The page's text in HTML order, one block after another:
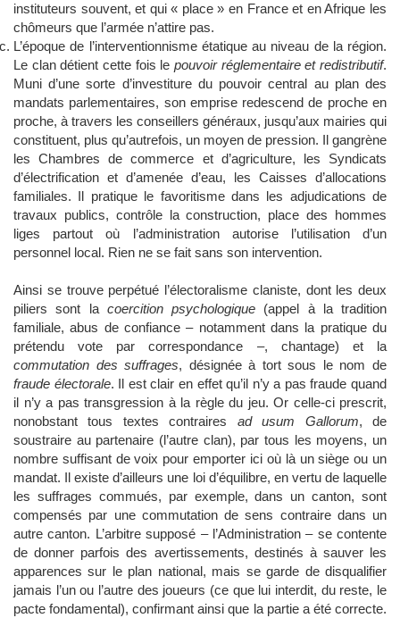
instituteurs souvent, et qui « place » en France et en Afrique les
chômeurs que l’armée n’attire pas.
L’époque de l’interventionnisme étatique au niveau de la région.
Le clan détient cette fois le pouvoir réglementaire et redistributif.
Muni d’une sorte d’investiture du pouvoir central au plan des
mandats parlementaires, son emprise redescend de proche en
proche, à travers les conseillers généraux, jusqu’aux mairies qui
constituent, plus qu’autrefois, un moyen de pression. Il gangrène
les Chambres de commerce et d’agriculture, les Syndicats
d’électrification et d’amenée d’eau, les Caisses d’allocations
familiales. Il pratique le favoritisme dans les adjudications de
travaux publics, contrôle la construction, place des hommes
liges partout où l’administration autorise l’utilisation d’un
personnel local. Rien ne se fait sans son intervention.
Ainsi se trouve perpétué l’électoralisme claniste, dont les deux
piliers sont la coercition psychologique (appel à la tradition
familiale, abus de confiance – notamment dans la pratique du
prétendu vote par correspondance –, chantage) et la
commutation des suffrages, désignée à tort sous le nom de
fraude électorale. Il est clair en effet qu’il n’y a pas fraude quand
il n’y a pas transgression à la règle du jeu. Or celle-ci prescrit,
nonobstant tous textes contraires ad usum Gallorum, de
soustraire au partenaire (l’autre clan), par tous les moyens, un
nombre suffisant de voix pour emporter ici où là un siège ou un
mandat. Il existe d’ailleurs une loi d’équilibre, en vertu de laquelle
les suffrages commués, par exemple, dans un canton, sont
compensés par une commutation de sens contraire dans un
autre canton. L’arbitre supposé – l’Administration – se contente
de donner parfois des avertissements, destinés à sauver les
apparences sur le plan national, mais se garde de disqualifier
jamais l’un ou l’autre des joueurs (ce que lui interdit, du reste, le
pacte fondamental), confirmant ainsi que la partie a été correcte.